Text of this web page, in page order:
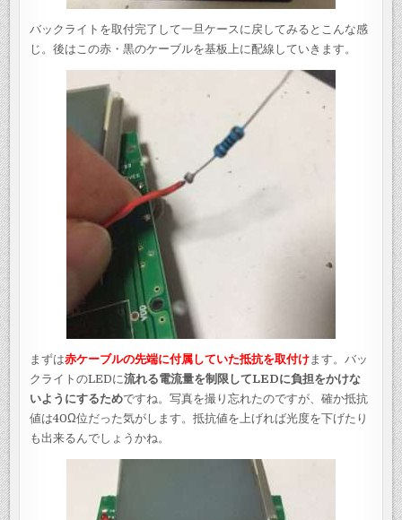
バックライトを取付完了して一旦ケースに戻してみるとこんな感
じ。後はこの赤・黒のケーブルを基板上に配線していきます。
まずは赤ケーブルの先端に付属していた抵抗を取付け ます。バッ
クライトのLEDに流れる電流量を制限してLEDに負担をかけな
いようにするためですね。写真を撮り忘れたのですが、確か抵抗
値は40Ω位だった気がします。抵抗値を上げれば光度を下げたり
も出来るんでしょうかね。